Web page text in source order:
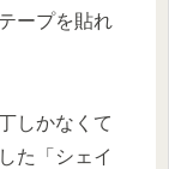
ープを貼れ
しかなくて
た「シェイ